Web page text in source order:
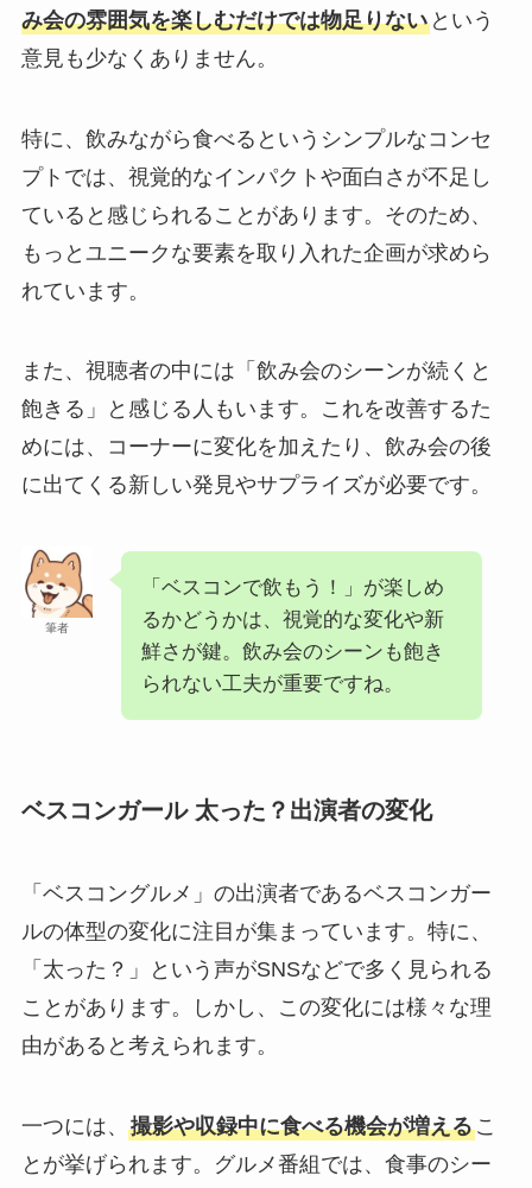
み会の雰囲気を楽しむだけでは物足りないという
意見も少なくありません。
特に、飲みながら食べるというシンプルなコンセ
プトでは、視覚的なインパクトや面白さが不足し
ていると感じられることがあります。そのため、
もっとユニークな要素を取り入れた企画が求めら
れています。
また、視聴者の中には「飲み会のシーンが続くと
飽きる」と感じる人もいます。これを改善するた
めには、コーナーに変化を加えたり、飲み会の後
に出てくる新しい発見やサプライズが必要です。
筆者
「ベスコンで飲もう！」が楽しめ
るかどうかは、視覚的な変化や新
鮮さが鍵。飲み会のシーンも飽き
られない工夫が重要ですね。
ベスコンガール 太った？出演者の変化
「ベスコングルメ」の出演者であるベスコンガー
ルの体型の変化に注目が集まっています。特に、
「太った？」という声がSNSなどで多く見られる
ことがあります。しかし、この変化には様々な理
由があると考えられます。
一つには、 撮影や収録中に食べる機会が増えるこ
とが挙げられます。グルメ番組では、食事のシー